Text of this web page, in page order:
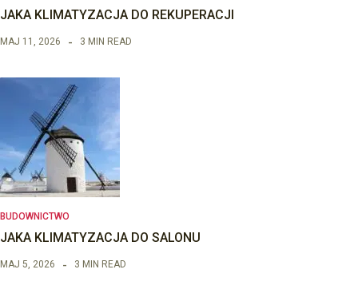
JAKA KLIMATYZACJA DO REKUPERACJI
MAJ 11, 2026 3 MIN READ
BUDOWNICTWO
JAKA KLIMATYZACJA DO SALONU
MAJ 5, 2026 3 MIN READ